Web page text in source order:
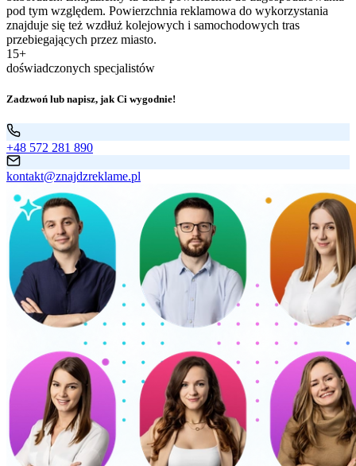
pod tym względem. Powierzchnia reklamowa do wykorzystania
znajduje się też wzdłuż kolejowych i samochodowych tras
przebiegających przez miasto.
15+
doświadczonych specjalistów
Zadzwoń lub napisz, jak Ci wygodnie!
+48 572 281 890
kontakt@znajdzreklame.pl